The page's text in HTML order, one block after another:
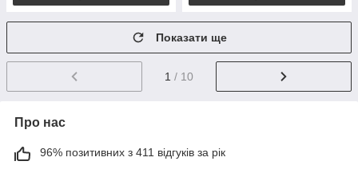
Показати ще
1 / 10
Про нас
96% позитивних з 411 відгуків за рік